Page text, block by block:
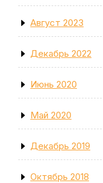
Август 2023
Декабрь 2022
Июнь 2020
Май 2020
Декабрь 2019
Октябрь 2018